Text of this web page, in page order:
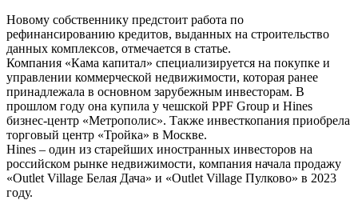
Новому собственнику предстоит работа по
рефинансированию кредитов, выданных на строительство
данных комплексов, отмечается в статье.
Компания «Кама капитал» специализируется на покупке и
управлении коммерческой недвижимости, которая ранее
принадлежала в основном зарубежным инвесторам. В
прошлом году она купила у чешской PPF Group и Hines
бизнес-центр «Метрополис». Также инвесткопания приобрела
торговый центр «Тройка» в Москве.
Hines – один из старейших иностранных инвесторов на
российском рынке недвижимости, компания начала продажу
«Outlet Village Белая Дача» и «Outlet Village Пулково» в 2023
году.